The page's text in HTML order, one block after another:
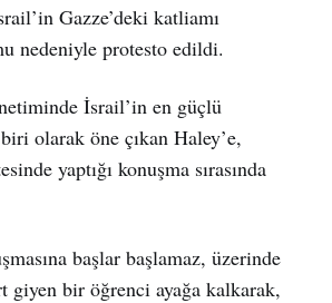
Gazze’deki katliamı
nedeniyle protesto edildi.
İsrail’in en güçlü
olarak öne çıkan Haley’e,
yaptığı konuşma sırasında
başlar başlamaz, üzerinde
giyen bir öğrenci ayağa kalkarak,